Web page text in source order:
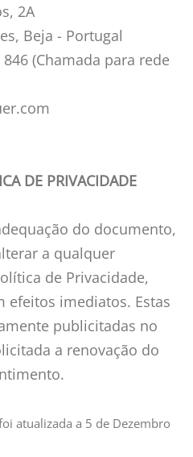
2A
Beja - Portugal
(Chamada para rede
DE PRIVACIDADE
do documento,
a qualquer
de Privacidade,
efeitos imediatos. Estas
publicitadas no
a renovação do
atualizada a 5 de Dezembro